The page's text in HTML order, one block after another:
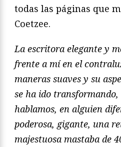
todas las páginas que
Coetzee.
La escritora elegante y
frente a mí en el
maneras suaves y su
se ha ido transformando,
hablamos, en alguien
poderosa, gigante, una
majestuosa mastaba de